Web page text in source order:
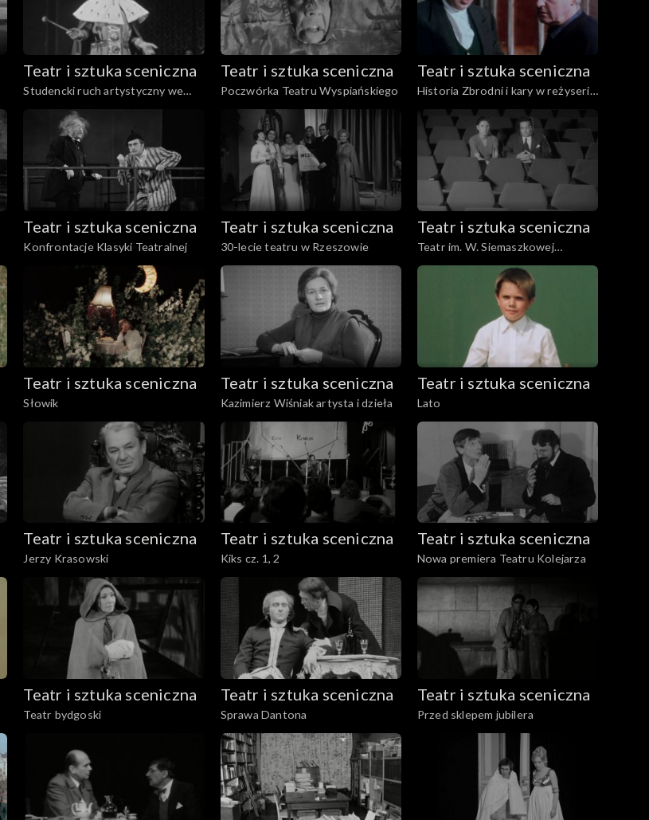
Teatr i sztuka sceniczna
Studencki ruch artystyczny we
Wrocławiu
Teatr i sztuka sceniczna
Poczwórka Teatru Wyspiańskiego
Teatr i sztuka sceniczna
Historia Zbrodni i kary w reżyserii
Andrzeja Wajdy
Teatr i sztuka sceniczna
Konfrontacje Klasyki Teatralnej
Teatr i sztuka sceniczna
30-lecie teatru w Rzeszowie
Teatr i sztuka sceniczna
Teatr im. W. Siemaszkowej
Rzeszów
Teatr i sztuka sceniczna
Słowik
Teatr i sztuka sceniczna
Kazimierz Wiśniak artysta i dzieła
Teatr i sztuka sceniczna
Lato
Teatr i sztuka sceniczna
Jerzy Krasowski
Teatr i sztuka sceniczna
Kiks cz. 1, 2
Teatr i sztuka sceniczna
Nowa premiera Teatru Kolejarza
Teatr i sztuka sceniczna
Teatr bydgoski
Teatr i sztuka sceniczna
Sprawa Dantona
Teatr i sztuka sceniczna
Przed sklepem jubilera